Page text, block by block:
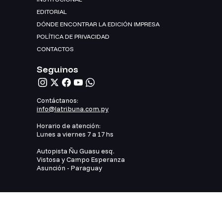
EDITORIAL
DÓNDE ENCONTRAR LA EDICIÓN IMPRESA
POLÍTICA DE PRIVACIDAD
CONTACTOS
Seguinos
Contáctanos:
info@latribuna.com.py
Horario de atención:
Lunes a viernes 7 a 17 hs
Autopista Ñu Guasu esq.
Vistosa y Campo Esperanza
Asunción - Paraguay